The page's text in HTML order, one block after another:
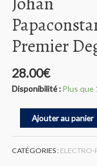
Premier
28.00€
Disponibilité : Plus que
quantité
Johan
Papaconstantino
‎–
Ajouter au panier
CATÉGORIES : ELECTRO-